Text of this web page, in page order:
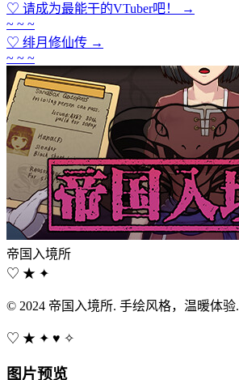
♡ 请成为最能干的VTuber吧！
→
~ ~ ~
♡ 绯月修仙传 →
~ ~ ~
帝国入境所
♡ ★ ✦
© 2024 帝国入境所. 手绘风格，温暖体验.
♡ ★ ✦ ♥ ✧
图片预览